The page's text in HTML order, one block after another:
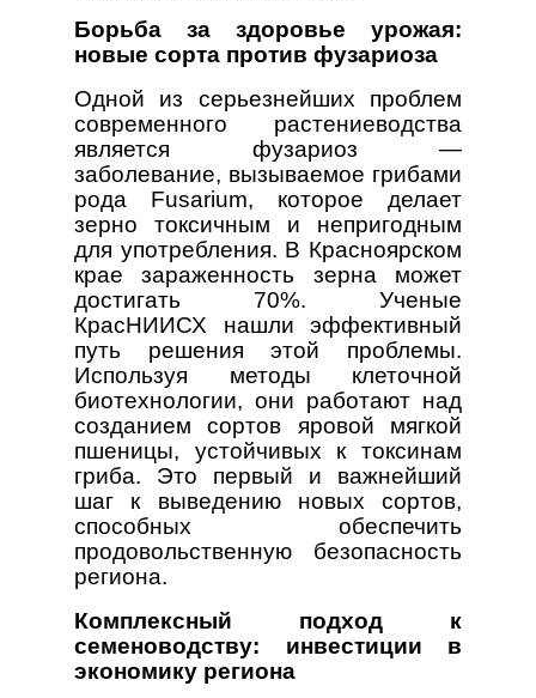
Борьба за здоровье урожая:
новые сорта против фузариоза
Одной из серьезнейших проблем
современного растениеводства
является фузариоз —
заболевание, вызываемое грибами
рода Fusarium, которое делает
зерно токсичным и непригодным
для употребления. В Красноярском
крае зараженность зерна может
достигать 70%. Ученые
КрасНИИСХ нашли эффективный
путь решения этой проблемы.
Используя методы клеточной
биотехнологии, они работают над
созданием сортов яровой мягкой
пшеницы, устойчивых к токсинам
гриба. Это первый и важнейший
шаг к выведению новых сортов,
способных обеспечить
продовольственную безопасность
региона.
Комплексный подход к
семеноводству: инвестиции в
экономику региона